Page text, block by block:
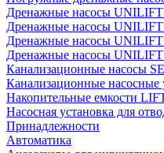
Дренажные насосы
Дренажные насосы
Дренажные насосы UNILIFT
Дренажные насосы UNILIFT
Канализационные насосы
Канализационные
Накопительные емкости
Насосная установка для
Принадлежности
Автоматика